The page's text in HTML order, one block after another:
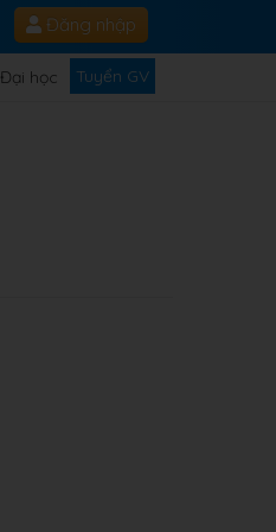
Đăng nhập
Đại học Tuyển GV